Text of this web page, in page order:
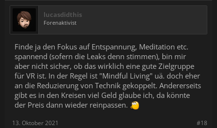
lucasdidthis
Forenaktivist
Finde ja den Fokus auf Entspannung, Meditation etc.
spannend (sofern die Leaks denn stimmen), bin mir
aber nicht sicher, ob das wirklich eine gute Zielgruppe
für VR ist. In der Regel ist "Mindful Living" uä. doch eher
an die Reduzierung von Technik gekoppelt. Andererseits
gibt es in den Kreisen viel Geld glaube ich, da könnte
der Preis dann wieder reinpassen.
#18
13. Oktober 2021